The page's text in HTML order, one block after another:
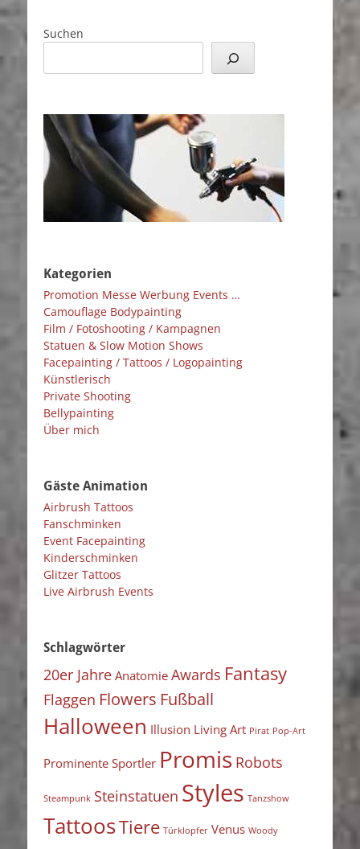
Suchen
Kategorien
Promotion Messe Werbung Events …
Camouflage Bodypainting
Film / Fotoshooting / Kampagnen
Statuen & Slow Motion Shows
Facepainting / Tattoos / Logopainting
Künstlerisch
Private Shooting
Bellypainting
Über mich
Gäste Animation
Airbrush Tattoos
Fanschminken
Event Facepainting
Kinderschminken
Glitzer Tattoos
Live Airbrush Events
Schlagwörter
20er Jahre Anatomie Awards Fantasy
Flaggen Flowers Fußball
Halloween Illusion Living Art Pirat Pop-Art
Prominente Sportler Promis Robots
Steampunk Steinstatuen Styles Tanzshow
TattoosTiere Türklopfer Venus Woody